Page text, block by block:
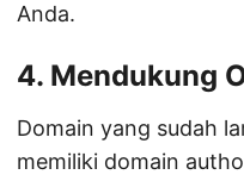
Anda.
4. Mendukung
Domain yang sudah
memiliki domain